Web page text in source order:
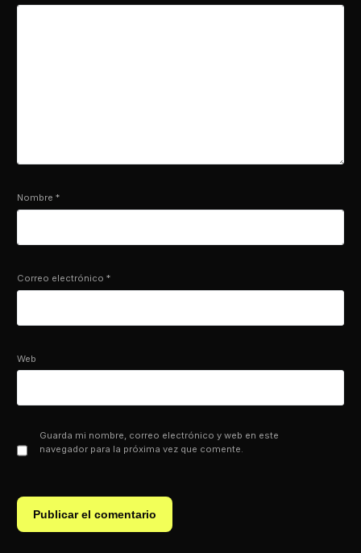
Nombre*
Correo electrónico*
Web
Guarda mi nombre, correo electrónico y web en este
navegador para la próxima vez que comente.